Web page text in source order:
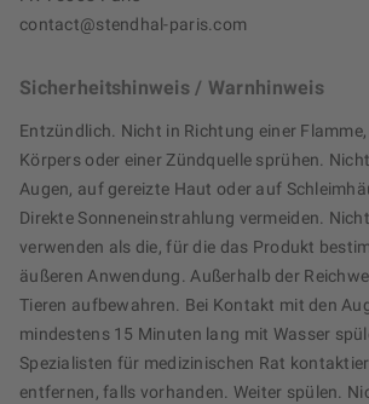
contact@stendhal-paris.com
Sicherheitshinweis / Warnhinweis
Entzündlich. Nicht in Richtung einer
Körpers oder einer Zündquelle sprühen.
Augen, auf gereizte Haut oder auf
Direkte Sonneneinstrahlung vermeiden.
verwenden als die, für die das Produkt
äußeren Anwendung. Außerhalb der
Tieren aufbewahren. Bei Kontakt mit den
mindestens 15 Minuten lang mit Wasser
Spezialisten für medizinischen Rat
entfernen, falls vorhanden. Weiter spülen.